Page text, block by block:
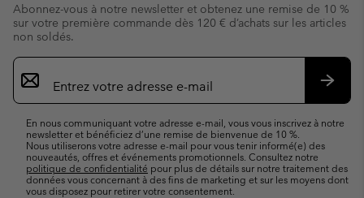
Abonnez-vous à notre newsletter et obtenez une remise de 10 %
sur votre première commande dès 120 € d’achats sur les articles
non soldés.
Inscription
par
e-
En nous communiquant votre adresse e-mail, vous vous inscrivez à notre
newsletter et bénéficiez d’une remise de bienvenue de 10 %.
Nous utiliserons votre adresse e-mail pour vous tenir informé(e) des
nouveautés, offres et événements promotionnels. Consultez notre
politique de confidentialité pour plus de détails sur notre traitement des
données vous concernant à des fins de marketing et sur les moyens dont
vous disposez pour retirer votre consentement.